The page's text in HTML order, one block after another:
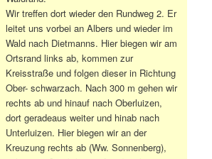
Wir treffen dort wieder den Rundweg 2. Er
leitet uns vorbei an Albers und wieder im
Wald nach Dietmanns. Hier biegen wir am
Ortsrand links ab, kommen zur
Kreisstraße und folgen dieser in Richtung
Ober- schwarzach. Nach 300 m gehen wir
rechts ab und hinauf nach Oberluizen,
dort geradeaus weiter und hinab nach
Unterluizen. Hier biegen wir an der
Kreuzung rechts ab (Ww. Sonnenberg),